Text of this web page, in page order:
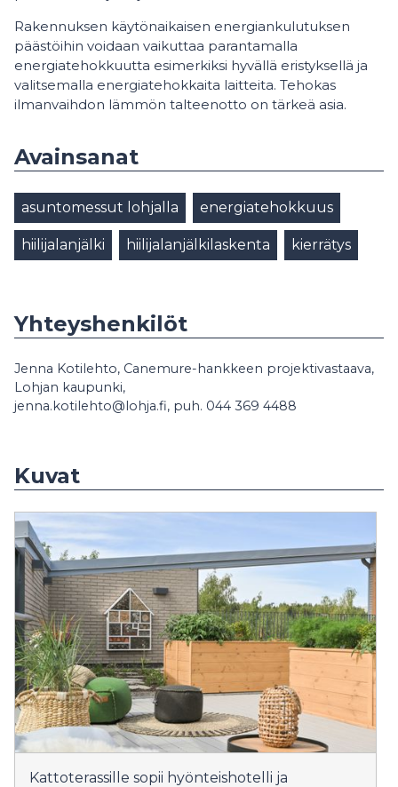
Rakennuksen käytönaikaisen energiankulutuksen
päästöihin voidaan vaikuttaa parantamalla
energiatehokkuutta esimerkiksi hyvällä eristyksellä ja
valitsemalla energiatehokkaita laitteita. Tehokas
ilmanvaihdon lämmön talteenotto on tärkeä asia.
Avainsanat
asuntomessut lohjalla energiatehokkuus
hiilijalanjälki hiilijalanjälkilaskenta kierrätys
Yhteyshenkilöt
Jenna Kotilehto, Canemure-hankkeen projektivastaava,
Lohjan kaupunki,
jenna.kotilehto@lohja.fi, puh. 044 369 4488
Kuvat
Kattoterassille sopii hyönteishotelli ja